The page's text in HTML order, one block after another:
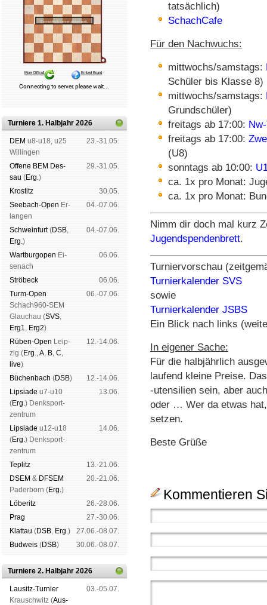
Turniere 1. Halbjahr 2026
DEM u8-u18, u25
Wil­lin­gen
23.-31.05.
Offene BEM Des­
sau (Erg.)
29.-31.05.
Kros­titz
30.05.
See­bach-Open Er­
lan­gen
04.-07.06.
Schwein­furt(DSB,
Erg.)
04.-07.06.
Wart­burg­open Ei­
se­nach
06.06.
Strö­beck
06.06.
Turm-Open
Schach960-SEM
Glau­chau (SVS,
Erg1, Erg2)
06.-07.06.
Rüben-Open Leip­
zig (Erg.,A, B, C,
live)
12.-14.06.
Büchen­bach (DSB)
12.-14.06.
Lipsiade u7-u10
(Erg.) Denk­sport­
zen­trum
13.06.
Lipsiade u12-u18
(Erg.) Denk­sport­
zen­trum
14.06.
Tep­litz
13.-21.06.
DSEM & DFSEM
Pader­born (Erg.)
20.-21.06.
Lö­be­ritz
26.-28.06.
Prag
27.-30.06.
Klat­tau (DSB, Erg.)
27.06.-08.07.
Bud­weis (DSB) 30.06.-08.07.
Turniere 2. Halbjahr 2026
Lau­sitz-Tur­nier
Krausch­witz (Aus­
03.-05.07.
tatsächlich)
SchachCafe
Für den Nachwuchs:
mittwochs/samstags:
Schüler bis Klasse 8)
mittwochs/samstags:
Grundschüler)
freitags ab 17:00:
freitags ab 17:00:
(U8)
sonntags ab 10:00:
ca. 1x pro Monat:
ca. 1x pro Monat:
Nimm dir doch mal kurz
Jugendspendenbrett.
Turniervorschau
Turnierkalender SVS
sowie
Turnierkalender JSBS
Ein Blick nach links
In eigener Sache:
Für die halbjährlich
laufend kleine Preise.
-utensilien sein, aber
oder … Wer da etwas
setzen.
Beste Grüße
Kommentieren